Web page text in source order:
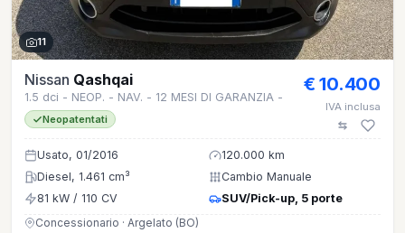
11
Nissan Qashqai
1.5 dci - NEOP. - NAV. - 12 MESI DI GARANZIA -
Neopatentati
€ 10.400
IVA inclusa
Usato, 01/2016
120.000 km
Diesel, 1.461 cm³
Cambio Manuale
81 kW / 110 CV
SUV/Pick-up, 5 porte
Concessionario · Argelato (BO)